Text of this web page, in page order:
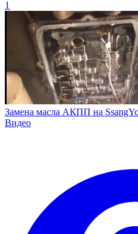
1
Замена масла АКПП на
Видео